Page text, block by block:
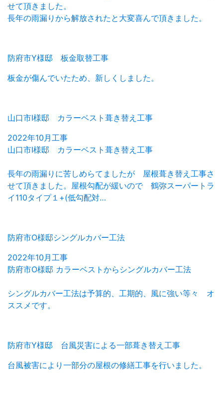
せて頂きました。
長年の雨漏りから解放されたと大変喜んで頂きました。
防府市Y様邸 板金取替工事
板金が傷んでいたため、新しくしました。
山口市I様邸 カラーベスト葺き替え工事
2022年10月工事
山口市I様邸 カラーベスト葺き替え工事
長年の雨漏りに苦しめらてましたが 屋根葺き替え工事さ
せて頂きました。屋根勾配が緩いので 鶴弥スーパートラ
イ110タイプ１+(低勾配対…
防府市O様邸シングルカバー工法
2022年10月工事
防府市O様邸 カラーベストからシングルカバー工法
シングルカバー工法は予算的、工期的、風に強い等々 オ
ススメです。
防府市Y様邸 台風災害による一部葺き替え工事
台風被害により一部分の屋根の修繕工事を行いました。